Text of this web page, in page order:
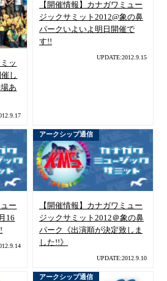
ッ
し
あ
【開催情報】カナガワミュー
ジックサミット2012@象の鼻
パークいよいよ明日開催で
す!!
UPDATE:2012.9.15
ー
16
アークシップ通信
【開催情報】カナガワミュー
ジックサミット2012＠象の鼻
パーク《出演順が決定致しま
した!!》
UPDATE:2012.9.10
アークシップ通信